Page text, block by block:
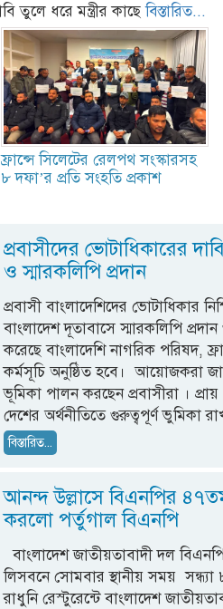
তুলে ধরে মন্ত্রীর কাছেবিস্তারিত...
ফ্রান্সে সিলেটের রেলপথ সংস্কারসহ
৮ দফা’র প্রতি সংহতি প্রকাশ
প্রবাসীদের ভোটাধিকারের
ও স্মারকলিপি প্রদান
প্রবাসী বাংলাদেশিদের ভোটাধিকার
বাংলাদেশ দূতাবাসে স্মারকলিপি
করেছে বাংলাদেশি নাগরিক পরিষদ,
কর্মসূচি অনুষ্ঠিত হবে। আয়োজকরা
ভূমিকা পালন করছেন প্রবাসীরা । প্রায়
দেশের অর্থনীতিতে গুরুত্বপূর্ণ ভুমিকা
বিস্তারিত...
আনন্দ উল্লাসে বিএনপির ৪৭তম
করলো পর্তুগাল বিএনপি
বাংলাদেশ জাতীয়তাবাদী দল
লিসবনে সোমবার স্থানীয় সময়
রাধুনি রেস্টুরেন্টে বাংলাদেশ